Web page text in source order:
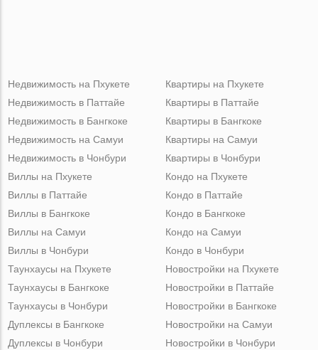
Недвижимость на Пхукете
Недвижимость в Паттайе
Недвижимость в Бангкоке
Недвижимость на Самуи
Недвижимость в Чонбури
Квартиры на Пхукете
Квартиры в Паттайе
Квартиры в Бангкоке
Квартиры на Самуи
Квартиры в Чонбури
Виллы на Пхукете
Виллы в Паттайе
Виллы в Бангкоке
Виллы на Самуи
Виллы в Чонбури
Кондо на Пхукете
Кондо в Паттайе
Кондо в Бангкоке
Кондо на Самуи
Кондо в Чонбури
Таунхаусы на Пхукете
Таунхаусы в Бангкоке
Таунхаусы в Чонбури
Дуплексы в Бангкоке
Дуплексы в Чонбури
Новостройки на Пхукете
Новостройки в Паттайе
Новостройки в Бангкоке
Новостройки на Самуи
Новостройки в Чонбури